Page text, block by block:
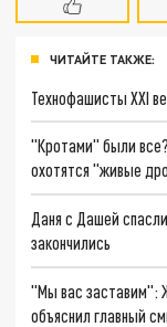
ЧИТАЙТЕ ТАКЖЕ:
Технофашисты XXI
"Кротами" были
охотятся "живые
Даня с Дашей
закончились
"Мы вас заставим":
объяснил главный